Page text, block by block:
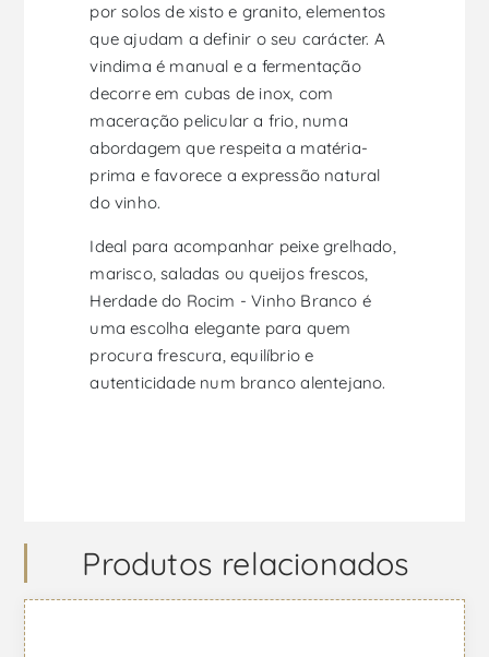
por solos de xisto e granito, elementos
que ajudam a definir o seu carácter. A
vindima é manual e a fermentação
decorre em cubas de inox, com
maceração pelicular a frio, numa
abordagem que respeita a matéria-
prima e favorece a expressão natural
do vinho.
Ideal para acompanhar peixe grelhado,
marisco, saladas ou queijos frescos,
Herdade do Rocim - Vinho Branco é
uma escolha elegante para quem
procura frescura, equilíbrio e
autenticidade num branco alentejano.
Produtos relacionados